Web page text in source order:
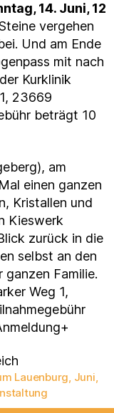
14. Juni, 12
vergehen
Und am Ende
mit nach
Kurklinik
23669
beträgt 10
am
Mal einen ganzen
Kristallen und
Kieswerk
zurück in die
selbst an den
Familie.
Weg 1,
Lauenburg, Juni,